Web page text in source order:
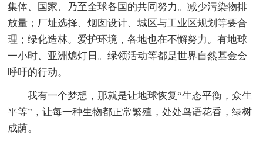
集体、国家、乃至全球各国的共同努力。减少污染物排
放量；厂址选择、烟囱设计、城区与工业区规划等要合
理；绿化造林。爱护环境，各地也在不懈努力。有地球
一小时、亚洲熄灯日。绿领活动等都是世界自然基金会
呼吁的行动。
我有一个梦想，那就是让地球恢复“生态平衡，众生
平等”，让每一种生物都正常繁殖，处处鸟语花香，绿树
成荫。